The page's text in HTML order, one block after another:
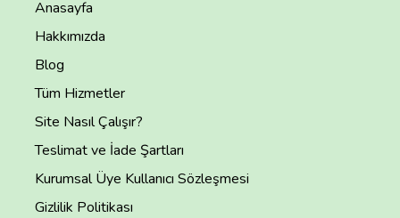
Anasayfa
Hakkımızda
Blog
Tüm Hizmetler
Site Nasıl Çalışır?
Teslimat ve İade Şartları
Kurumsal Üye Kullanıcı Sözleşmesi
Gizlilik Politikası